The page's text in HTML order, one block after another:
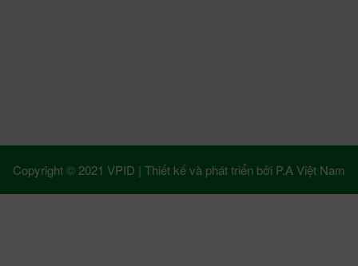
Copyright © 2021 VPID | Thiết kế và phát triển bởi P.A Việt Nam